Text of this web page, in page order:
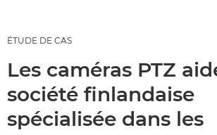
ÉTUDE DE CAS
Les caméras PTZ
société finlandaise
spécialisée dans les